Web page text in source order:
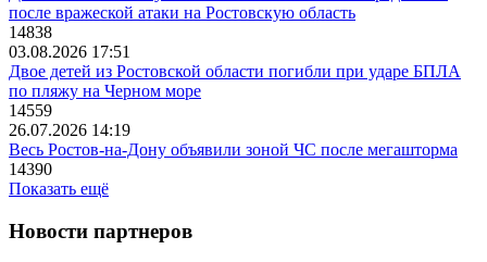
после вражеской атаки на Ростовскую область
14838
03.08.2026 17:51
Двое детей из Ростовской области погибли при ударе БПЛА
по пляжу на Черном море
14559
26.07.2026 14:19
Весь Ростов-на-Дону объявили зоной ЧС после мегашторма
14390
Показать ещё
Новости партнеров